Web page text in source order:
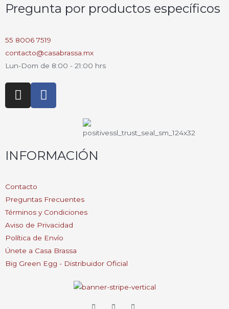
Pregunta por productos específicos
55 8006 7519
contacto@casabrassa.mx
Lun-Dom de 8:00 - 21:00 hrs
I
n
g
r
m
F
a
o
o
f
INFORMACIÓN
Contacto
Preguntas Frecuentes
Términos y Condiciones
Aviso de Privacidad
Política de Envío
Únete a Casa Brassa
Big Green Egg - Distribuidor Oficial